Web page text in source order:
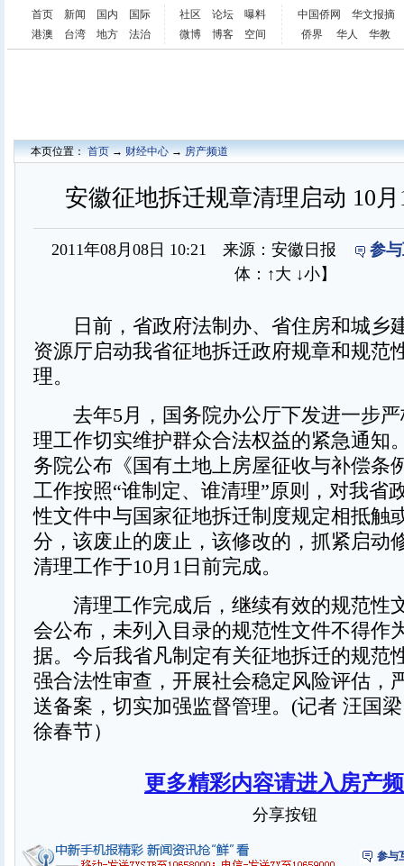
首页 新闻 国内
国际
港澳
台湾 地方 法治
社区 论坛
曝料
微博
博客 空间
中国侨网
华文报摘
侨界
华人 华教
本页位置：首页→财经中心→房产频道
安徽征地拆迁规章清理启动 10
2011年08月08日 10:21 来源：安徽日报
参
体： ↑大 ↓小】
日前，省政府法制办、省住房和城乡
资源厅启动我省征地拆迁政府规章和规范
理。
去年5月，国务院办公厅下发进一步严
理工作切实维护群众合法权益的紧急通知
务院公布《国有土地上房屋征收与补偿条
工作按照“谁制定、谁清理”原则，对我省
性文件中与国家征地拆迁制度规定相抵触
分，该废止的废止，该修改的，抓紧启动
清理工作于10月1日前完成。
清理工作完成后，继续有效的规范性
会公布，未列入目录的规范性文件不得作
据。今后我省凡制定有关征地拆迁的规范
强合法性审查，开展社会稳定风险评估，
送备案，切实加强监督管理。(记者 汪国
徐春节）
更多精彩内容请进入房产
分享按钮
参与